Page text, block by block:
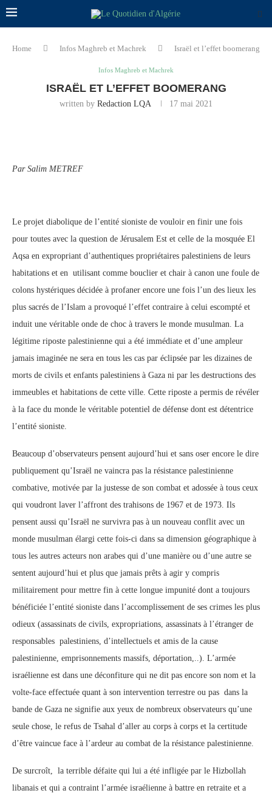
Home Infos Maghreb et Machrek Israël et l’effet boomerang
Infos Maghreb et Machrek
ISRAËL ET L’EFFET BOOMERANG
written by Redaction LQA 17 mai 2021
Par Salim METREF
Le projet diabolique de l’entité sioniste de vouloir en finir une fois
pour toutes avec la question de Jérusalem Est et celle de la mosquée El
Aqsa en expropriant d’authentiques propriétaires palestiniens de leurs
habitations et en utilisant comme bouclier et chair à canon une foule de
colons hystériques décidée à profaner encore une fois l’un des lieux les
plus sacrés de l’Islam a provoqué l’effet contraire à celui escompté et
induit une véritable onde de choc à travers le monde musulman. La
légitime riposte palestinienne qui a été immédiate et d’une ampleur
jamais imaginée ne sera en tous les cas par éclipsée par les dizaines de
morts de civils et enfants palestiniens à Gaza ni par les destructions des
immeubles et habitations de cette ville. Cette riposte a permis de révéler
à la face du monde le véritable potentiel de défense dont est détentrice
l’entité sioniste.
Beaucoup d’observateurs pensent aujourd’hui et sans oser encore le dire
publiquement qu’Israël ne vaincra pas la résistance palestinienne
combative, motivée par la justesse de son combat et adossée à tous ceux
qui voudront laver l’affront des trahisons de 1967 et de 1973. Ils
pensent aussi qu’Israël ne survivra pas à un nouveau conflit avec un
monde musulman élargi cette fois-ci dans sa dimension géographique à
tous les autres acteurs non arabes qui d’une manière ou d’une autre se
sentent aujourd’hui et plus que jamais prêts à agir y compris
militairement pour mettre fin à cette longue impunité dont a toujours
bénéficiée l’entité sioniste dans l’accomplissement de ses crimes les plus
odieux (assassinats de civils, expropriations, assassinats à l’étranger de
responsables palestiniens, d’intellectuels et amis de la cause
palestinienne, emprisonnements massifs, déportation,..). L’armée
israélienne est dans une déconfiture qui ne dit pas encore son nom et la
volte-face effectuée quant à son intervention terrestre ou pas dans la
bande de Gaza ne signifie aux yeux de nombreux observateurs qu’une
seule chose, le refus de Tsahal d’aller au corps à corps et la certitude
d’être vaincue face à l’ardeur au combat de la résistance palestinienne.
De surcroît, la terrible défaite qui lui a été infligée par le Hizbollah
libanais et qui a contraint l’armée israélienne à battre en retraite et a